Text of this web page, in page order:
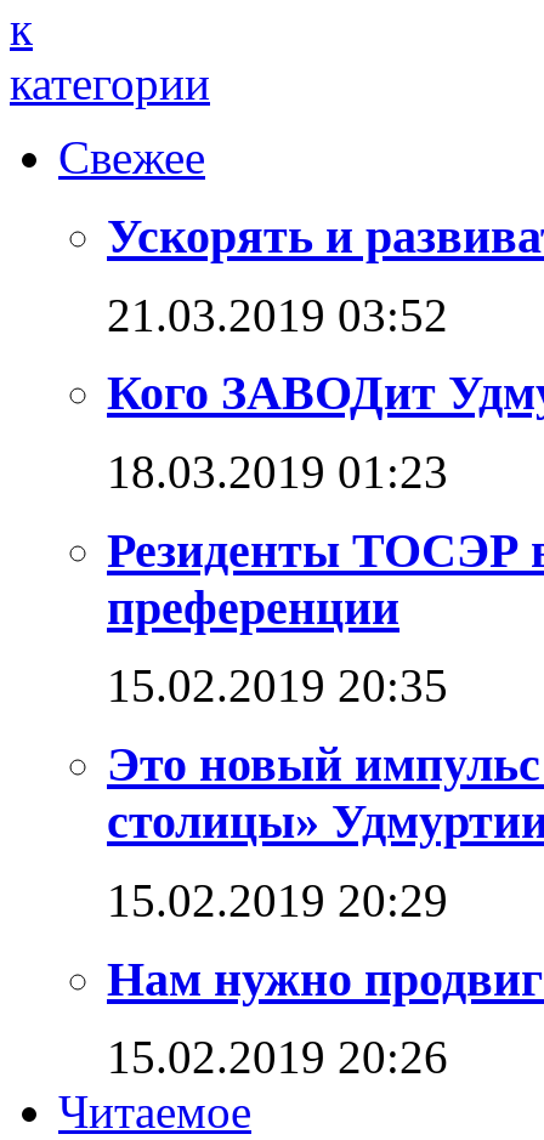
Свежее
Ускорять и
21.03.2019 03:52
Кого ЗАВОДит
18.03.2019 01:23
Резиденты ТОСЭР
преференции
15.02.2019 20:35
Это новый
столицы»
15.02.2019 20:29
Нам нужно
15.02.2019 20:26
Читаемое